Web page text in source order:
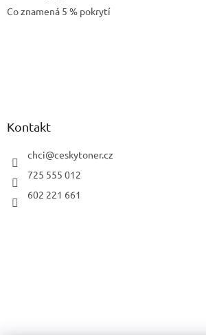
Co znamená 5 % pokrytí
Kontakt
chci@ceskytoner.cz
725 555 012
602 221 661